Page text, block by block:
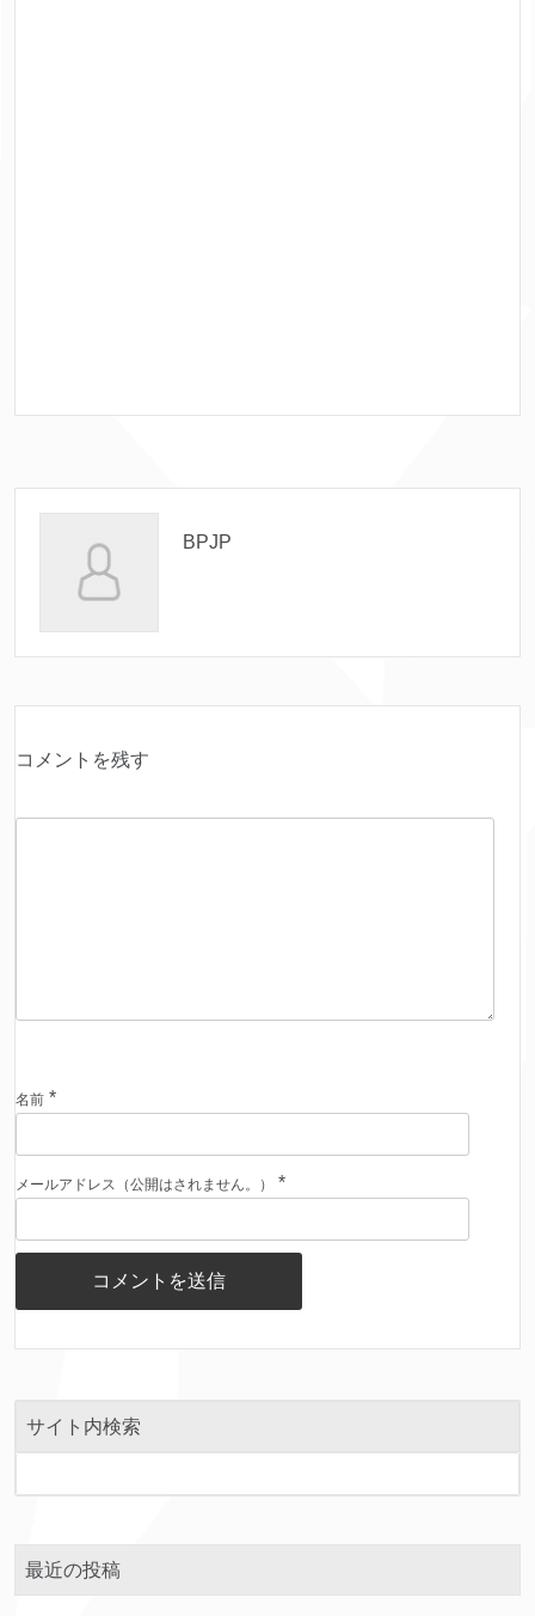
BPJP
コメントを残す
名前 *
メールアドレス（公開はされません。） *
サイト内検索
最近の投稿